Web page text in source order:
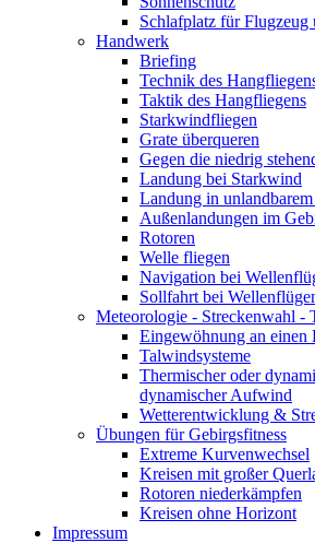
Schlafplatz für Flugzeug
Handwerk
Briefing
Technik des
Taktik des Hangfliegens
Starkwindfliegen
Grate überqueren
Gegen die niedrig
Landung bei Starkwind
Landung in
Außenlandungen im
Rotoren
Welle fliegen
Navigation bei
Sollfahrt bei
Meteorologie - Streckenwahl -
Eingewöhnung an einen
Talwindsysteme
Thermischer oder
dynamischer Aufwind
Wetterentwicklung &
Übungen für Gebirgsfitness
Extreme Kurvenwechsel
Kreisen mit großer
Rotoren niederkämpfen
Kreisen ohne Horizont
Impressum